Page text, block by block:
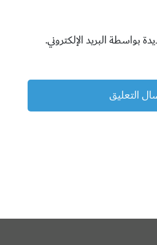
بواسطة البريد الإلكتروني.